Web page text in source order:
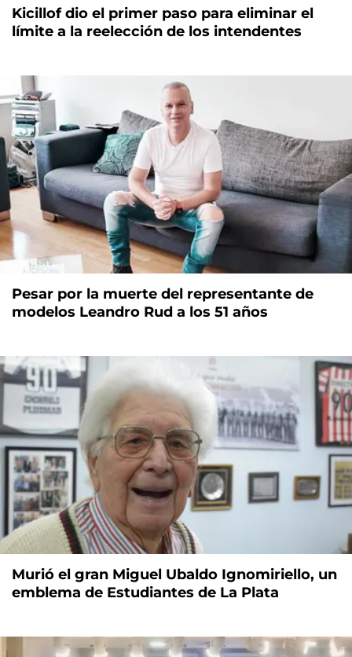
Kicillof dio el primer paso para eliminar el
límite a la reelección de los intendentes
Pesar por la muerte del representante de
modelos Leandro Rud a los 51 años
Murió el gran Miguel Ubaldo Ignomiriello, un
emblema de Estudiantes de La Plata